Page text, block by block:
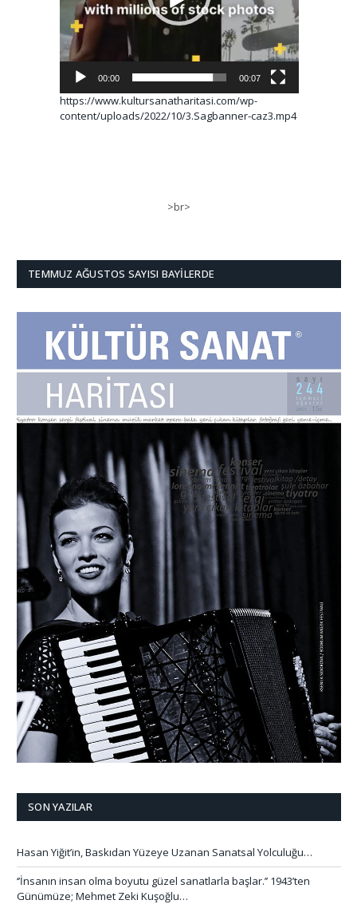
00:00 00:07
https://www.kultursanatharitasi.com/wp-
content/uploads/2022/10/3.Sagbanner-caz3.mp4
>br>
TEMMUZ AĞUSTOS SAYISI BAYILERDE
SON YAZILAR
Hasan Yiğit’in, Baskıdan Yüzeye Uzanan Sanatsal Yolculuğu…
‘’İnsanın insan olma boyutu güzel sanatlarla başlar.’’ 1943’ten
Günümüze; Mehmet Zeki Kuşoğlu…